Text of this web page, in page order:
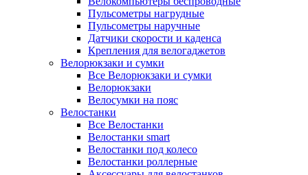
Пульсометры нагрудные
Пульсометры наручные
Датчики скорости и каденса
Крепления для велогаджетов
Велорюкзаки и сумки
Все Велорюкзаки и сумки
Велорюкзаки
Велосумки на пояс
Велостанки
Все Велостанки
Велостанки smart
Велостанки под колесо
Велостанки роллерные